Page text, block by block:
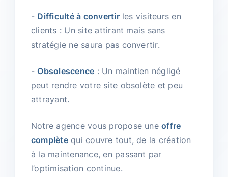
- Difficulté à convertirles visiteurs en
clients : Un site attirant mais sans
stratégie ne saura pas convertir.
- Obsolescence : Un maintien négligé
peut rendre votre site obsolète et peu
attrayant.
Notre agence vous propose uneoffre
complètequi couvre tout, de la création
à la maintenance, en passant par
l’optimisation continue.